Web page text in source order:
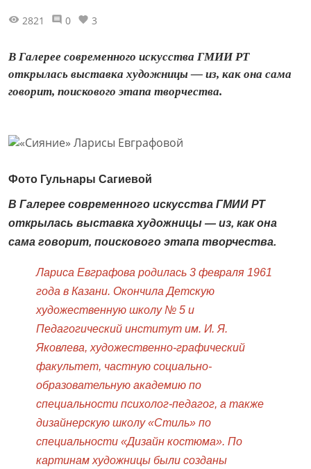
2821 0 3
В Галерее современного искусства ГМИИ РТ
открылась выставка художницы — из, как она сама
говорит, поискового этапа творчества.
Фото Гульнары Сагиевой
В Галерее современного искусства ГМИИ РТ
открылась выставка художницы — из, как она
сама говорит, поискового этапа творчества.
Лариса Евграфова родилась 3 февраля 1961
года в Казани. Окончила Детскую
художественную школу № 5 и
Педагогический институт им. И. Я.
Яковлева, художественно-графический
факультет, частную социально-
образовательную академию по
специальности психолог-педагог, а также
дизайнерскую школу «Стиль» по
специальности «Дизайн костюма». По
картинам художницы были созданы